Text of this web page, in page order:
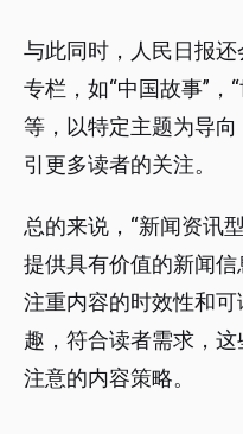
与此同时，人民日报
专栏，如“中国故事”，
等，以特定主题为导
引更多读者的关注。
总的来说，“新闻资讯
提供具有价值的新闻
注重内容的时效性和
趣，符合读者需求，
注意的内容策略。